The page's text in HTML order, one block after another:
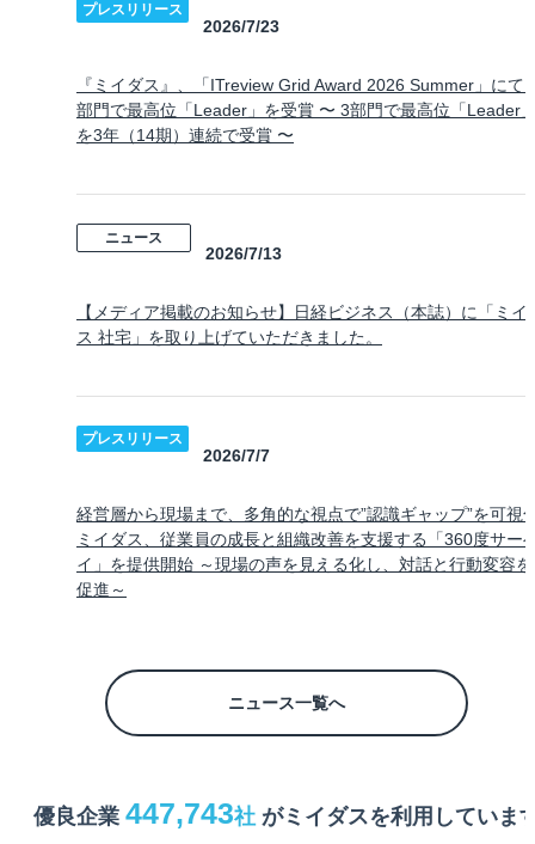
プレスリリース
2026/7/23
『ミイダス』、「ITreview Grid Award 2026 Summer」にて
部門で最高位「Leader」を受賞 〜 3部門で最高位「Leader
を3年（14期）連続で受賞 〜
ニュース
2026/7/13
【メディア掲載のお知らせ】日経ビジネス（本誌）に「ミイ
ス 社宅」を取り上げていただきました。
プレスリリース
2026/7/7
経営層から現場まで、多角的な視点で”認識ギャップ”を可視
ミイダス、従業員の成長と組織改善を支援する「360度サー
イ」を提供開始 ～現場の声を見える化し、対話と行動変容を
促進～
ニュース一覧へ
優良企業 447,743社 がミイダスを利用していま